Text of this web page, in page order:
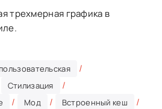
трехмерная графика в
/
Стилизация /
/ Мод / Встроенный кеш /